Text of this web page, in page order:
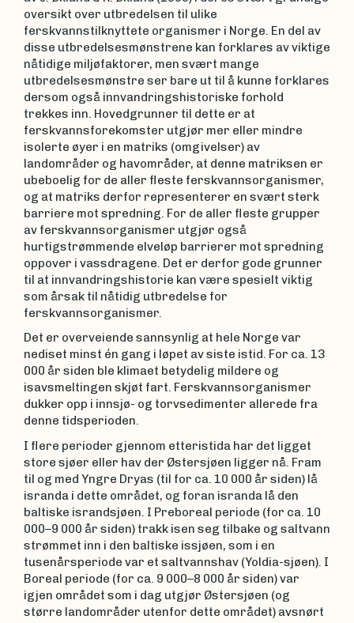
oversikt over utbredelsen til ulike
ferskvannstilknyttete organismer i Norge. En del av
disse utbredelsesmønstrene kan forklares av viktige
nåtidige miljøfaktorer, men svært mange
utbredelsesmønstre ser bare ut til å kunne forklares
dersom også innvandringshistoriske forhold
trekkes inn. Hovedgrunner til dette er at
ferskvannsforekomster utgjør mer eller mindre
isolerte øyer i en matriks (omgivelser) av
landområder og havområder, at denne matriksen er
ubeboelig for de aller fleste ferskvannsorganismer,
og at matriks derfor representerer en svært sterk
barriere mot spredning. For de aller fleste grupper
av ferskvannsorganismer utgjør også
hurtigstrømmende elveløp barrierer mot spredning
oppover i vassdragene. Det er derfor gode grunner
til at innvandringshistorie kan være spesielt viktig
som årsak til nåtidig utbredelse for
ferskvannsorganismer.
Det er overveiende sannsynlig at hele Norge var
nediset minst én gang i løpet av siste istid. For ca. 13
000 år siden ble klimaet betydelig mildere og
isavsmeltingen skjøt fart. Ferskvannsorganismer
dukker opp i innsjø- og torvsedimenter allerede fra
denne tidsperioden.
I flere perioder gjennom etteristida har det ligget
store sjøer eller hav der Østersjøen ligger nå. Fram
til og med Yngre Dryas (til for ca. 10 000 år siden) lå
isranda i dette området, og foran isranda lå den
baltiske israndsjøen. I Preboreal periode (for ca. 10
000–9 000 år siden) trakk isen seg tilbake og saltvann
strømmet inn i den baltiske issjøen, som i en
tusenårsperiode var et saltvannshav (Yoldia-sjøen). I
Boreal periode (for ca. 9 000–8 000 år siden) var
igjen området som i dag utgjør Østersjøen (og
større landområder utenfor dette området) avsnørt